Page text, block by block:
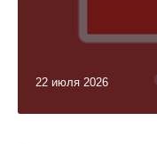
22 июля 2026